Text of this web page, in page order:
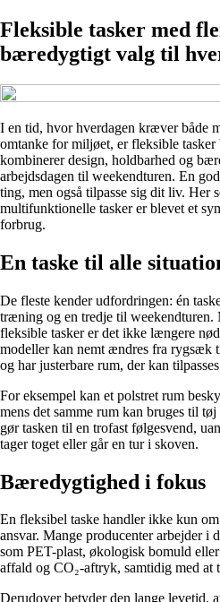
Fleksible tasker med
bæredygtigt valg til
I en tid, hvor hverdagen kræver både
omtanke for miljøet, er fleksible
kombinerer design, holdbarhed og
arbejdsdagen til weekendturen. En
ting, men også tilpasse sig dit liv. Her
multifunktionelle tasker er blevet et
forbrug.
En taske til alle
De fleste kender udfordringen: én
træning og en tredje til weekendturen.
fleksible tasker er det ikke længere
modeller kan nemt ændres fra rygsæk
og har justerbare rum, der kan
For eksempel kan et polstret rum
mens det samme rum kan bruges til
gør tasken til en trofast følgesvend,
tager toget eller går en tur i skoven.
Bæredygtighed i fokus
En fleksibel taske handler ikke kun
ansvar. Mange producenter arbejder i
som PET-plast, økologisk bomuld
affald og CO₂-aftryk, samtidig med at
Derudover betyder den lange levetid,